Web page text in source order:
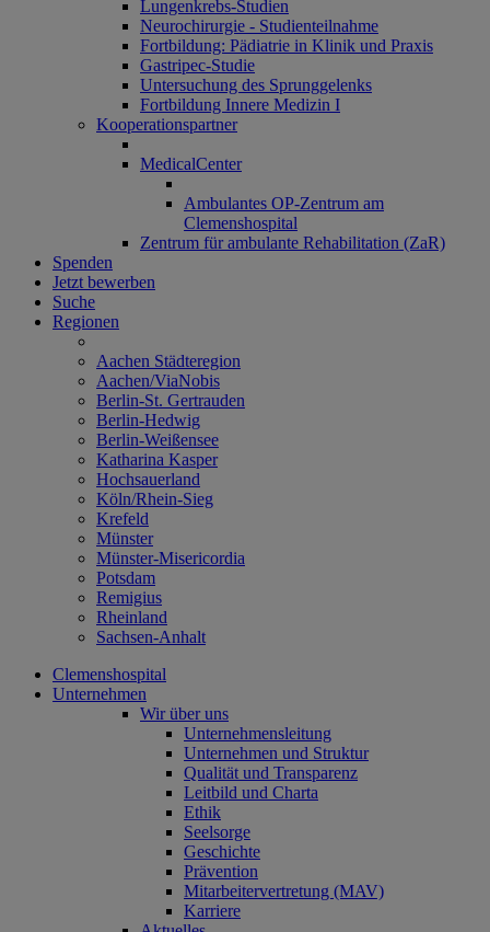
Lungenkrebs-Studien
Neurochirurgie - Studienteilnahme
Fortbildung: Pädiatrie in Klinik und Praxis
Gastripec-Studie
Untersuchung des Sprunggelenks
Fortbildung Innere Medizin I
Kooperationspartner
MedicalCenter
Ambulantes OP-Zentrum am
Clemenshospital
Zentrum für ambulante Rehabilitation (ZaR)
Spenden
Jetzt bewerben
Suche
Regionen
Aachen Städteregion
Aachen/ViaNobis
Berlin-St. Gertrauden
Berlin-Hedwig
Berlin-Weißensee
Katharina Kasper
Hochsauerland
Köln/Rhein-Sieg
Krefeld
Münster
Münster-Misericordia
Potsdam
Remigius
Rheinland
Sachsen-Anhalt
Clemenshospital
Unternehmen
Wir über uns
Unternehmensleitung
Unternehmen und Struktur
Qualität und Transparenz
Leitbild und Charta
Ethik
Seelsorge
Geschichte
Prävention
Mitarbeitervertretung (MAV)
Karriere